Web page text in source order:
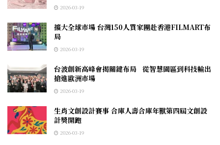
2026-03-19
擴大全球市場 台灣150人買家團赴香港FILMART布
局
2026-03-19
台波創新高峰會揭關鍵布局 從智慧園區到科技輸出
搶進歐洲市場
2026-03-19
生肖文創設計賽事 合庫人壽合庫年獸第四屆文創設
計獎開跑
2026-03-19